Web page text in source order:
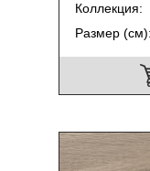
Коллекция
Размер (см)